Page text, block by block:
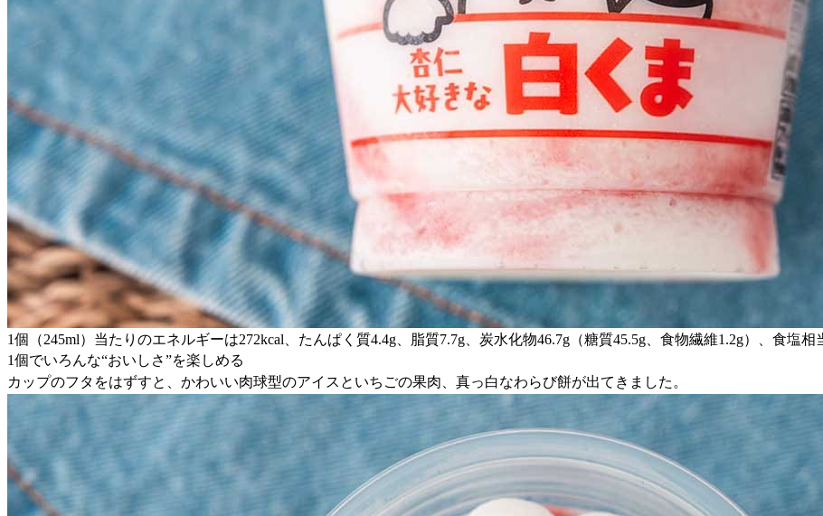
1個（245ml）当たりのエネルギーは272kcal、たんぱく質4.4g、脂質7.7g、炭水化物46.7g（糖質45.5g、食物繊維1.2g）、食塩
1個でいろんな“おいしさ”を楽しめる
カップのフタをはずすと、かわいい肉球型のアイスといちごの果肉、真っ白なわらび餅が出てきました。